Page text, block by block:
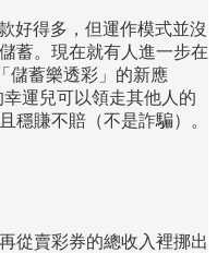
好得多，但運作模式並沒
蓄。現在就有人進一步在
儲蓄樂透彩」的新應
運兒可以領走其他人的
穩賺不賠（不是詐騙）。
從賣彩券的總收入裡挪出